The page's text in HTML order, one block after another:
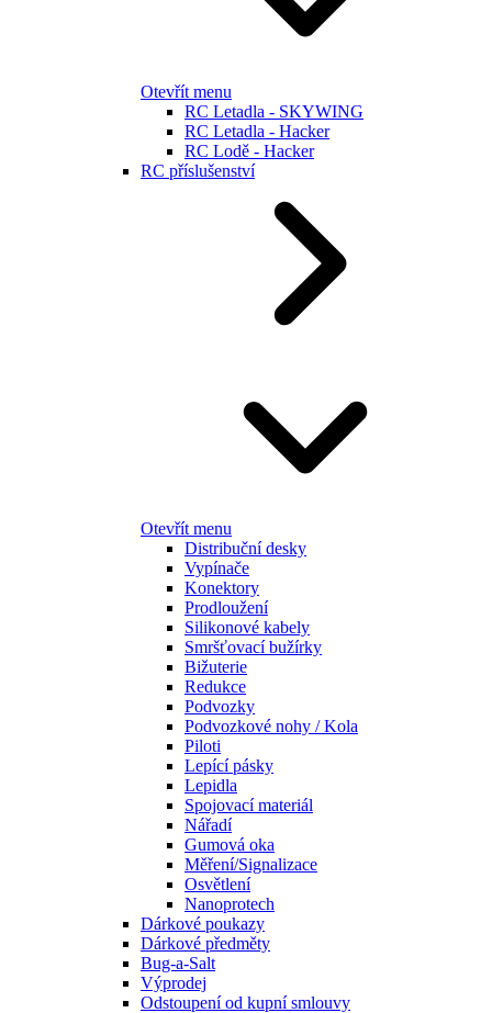
Otevřít menu
RC Letadla - SKYWING
RC Letadla - Hacker
RC Lodě - Hacker
RC příslušenství
Otevřít menu
Distribuční desky
Vypínače
Konektory
Prodloužení
Silikonové kabely
Smršťovací bužírky
Bižuterie
Redukce
Podvozky
Podvozkové nohy / Kola
Piloti
Lepící pásky
Lepidla
Spojovací materiál
Nářadí
Gumová oka
Měření/Signalizace
Osvětlení
Nanoprotech
Dárkové poukazy
Dárkové předměty
Bug-a-Salt
Výprodej
Odstoupení od kupní smlouvy